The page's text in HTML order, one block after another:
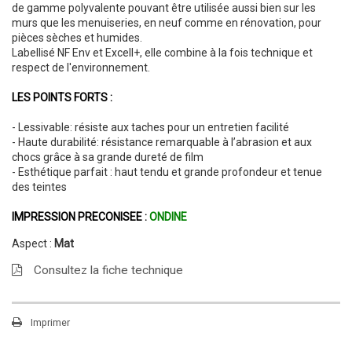
de gamme polyvalente pouvant être utilisée aussi bien sur les
murs que les menuiseries, en neuf comme en rénovation, pour
pièces sèches et humides.
Labellisé NF Env et Excell+, elle combine à la fois technique et
respect de l'environnement.
LES POINTS FORTS :
- Lessivable: résiste aux taches pour un entretien facilité
- Haute durabilité: résistance remarquable à l’abrasion et aux
chocs grâce à sa grande dureté de film
- Esthétique parfait : haut tendu et grande profondeur et tenue
des teintes
IMPRESSION PRECONISEE :ONDINE
Aspect : Mat
Consultez la fiche technique
Imprimer